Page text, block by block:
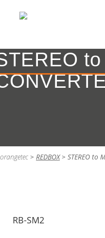
orangetec > REDBOX> STEREO to
RB-SM2